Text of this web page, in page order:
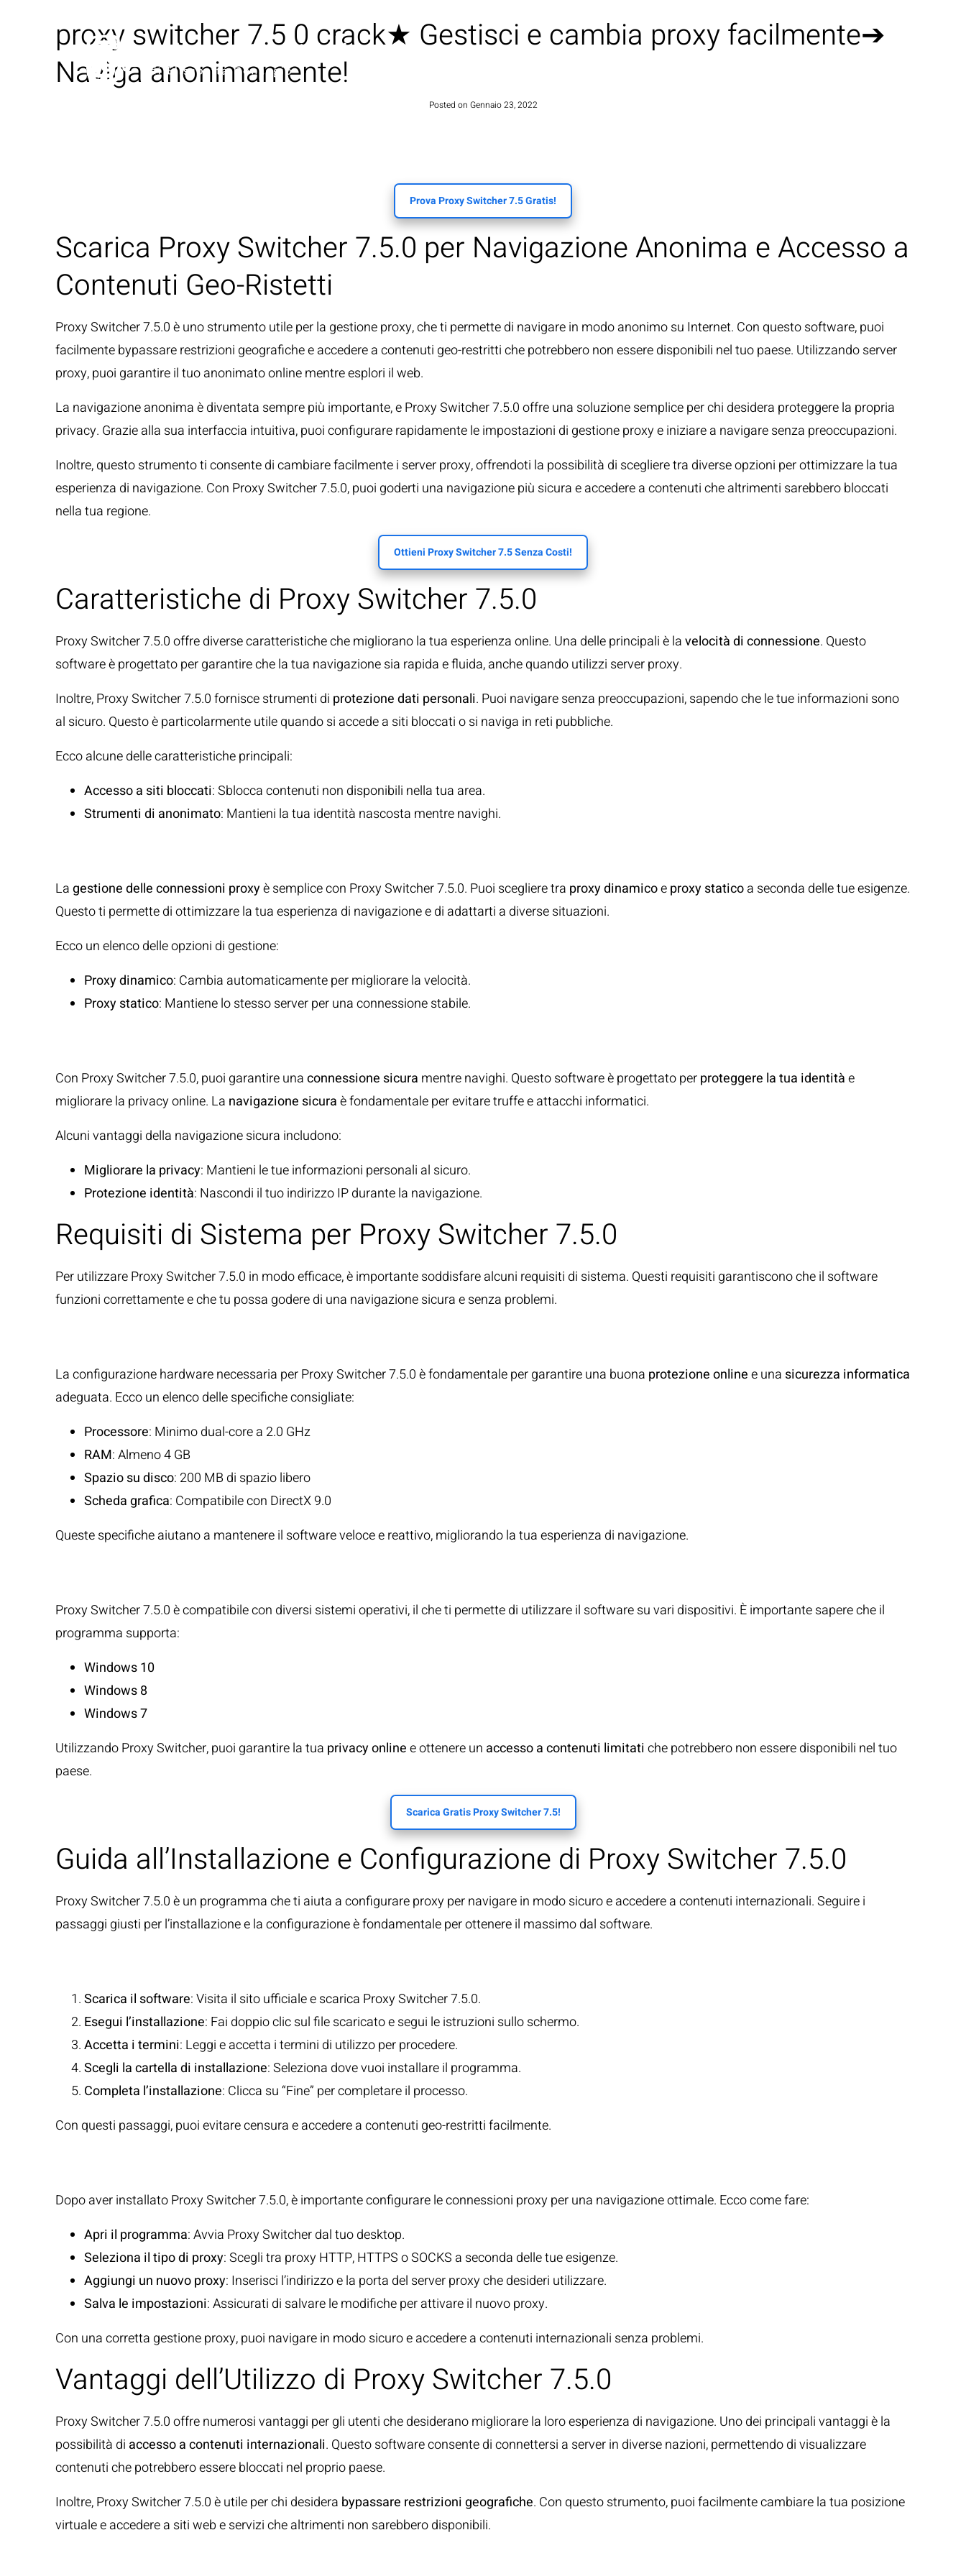
proxy switcher 7.5 0 crack★ Gestisci e cambia proxy facilmente➔
Naviga anonimamente!
Posted on Gennaio 23, 2022
Prova Proxy Switcher 7.5 Gratis!
Scarica Proxy Switcher 7.5.0 per Navigazione Anonima e Accesso a
Contenuti Geo-Ristetti
Proxy Switcher 7.5.0 è uno strumento utile per la gestione proxy, che ti permette di navigare in modo anonimo su Internet. Con questo software, puoi
facilmente bypassare restrizioni geografiche e accedere a contenuti geo-restritti che potrebbero non essere disponibili nel tuo paese. Utilizzando server
proxy, puoi garantire il tuo anonimato online mentre esplori il web.
La navigazione anonima è diventata sempre più importante, e Proxy Switcher 7.5.0 offre una soluzione semplice per chi desidera proteggere la propria
privacy. Grazie alla sua interfaccia intuitiva, puoi configurare rapidamente le impostazioni di gestione proxy e iniziare a navigare senza preoccupazioni.
Inoltre, questo strumento ti consente di cambiare facilmente i server proxy, offrendoti la possibilità di scegliere tra diverse opzioni per ottimizzare la tua
esperienza di navigazione. Con Proxy Switcher 7.5.0, puoi goderti una navigazione più sicura e accedere a contenuti che altrimenti sarebbero bloccati
nella tua regione.
Ottieni Proxy Switcher 7.5 Senza Costi!
Caratteristiche di Proxy Switcher 7.5.0
Proxy Switcher 7.5.0 offre diverse caratteristiche che migliorano la tua esperienza online. Una delle principali è lavelocità di connessione. Questo
software è progettato per garantire che la tua navigazione sia rapida e fluida, anche quando utilizzi server proxy.
Inoltre, Proxy Switcher 7.5.0 fornisce strumenti di protezione dati personali. Puoi navigare senza preoccupazioni, sapendo che le tue informazioni sono
al sicuro. Questo è particolarmente utile quando si accede a siti bloccati o si naviga in reti pubbliche.
Ecco alcune delle caratteristiche principali:
Accesso a siti bloccati: Sblocca contenuti non disponibili nella tua area.
Strumenti di anonimato: Mantieni la tua identità nascosta mentre navighi.
Lagestione delle connessioni proxyè semplice con Proxy Switcher 7.5.0. Puoi scegliere tra proxy dinamicoeproxy staticoa seconda delle tue esigenze.
Questo ti permette di ottimizzare la tua esperienza di navigazione e di adattarti a diverse situazioni.
Ecco un elenco delle opzioni di gestione:
Proxy dinamico: Cambia automaticamente per migliorare la velocità.
Proxy statico: Mantiene lo stesso server per una connessione stabile.
Con Proxy Switcher 7.5.0, puoi garantire unaconnessione sicura mentre navighi. Questo software è progettato perproteggere la tua identitàe
migliorare la privacy online. La navigazione sicuraè fondamentale per evitare truffe e attacchi informatici.
Alcuni vantaggi della navigazione sicura includono:
Migliorare la privacy: Mantieni le tue informazioni personali al sicuro.
Protezione identità: Nascondi il tuo indirizzo IP durante la navigazione.
Requisiti di Sistema per Proxy Switcher 7.5.0
Per utilizzare Proxy Switcher 7.5.0 in modo efficace, è importante soddisfare alcuni requisiti di sistema. Questi requisiti garantiscono che il software
funzioni correttamente e che tu possa godere di una navigazione sicura e senza problemi.
La configurazione hardware necessaria per Proxy Switcher 7.5.0 è fondamentale per garantire una buona protezione onlinee una sicurezza informatica
adeguata. Ecco un elenco delle specifiche consigliate:
Processore: Minimo dual-core a 2.0 GHz
RAM: Almeno 4 GB
Spazio su disco: 200 MB di spazio libero
Scheda grafica: Compatibile con DirectX 9.0
Queste specifiche aiutano a mantenere il software veloce e reattivo, migliorando la tua esperienza di navigazione.
Proxy Switcher 7.5.0 è compatibile con diversi sistemi operativi, il che ti permette di utilizzare il software su vari dispositivi. È importante sapere che il
programma supporta:
Windows 10
Windows 8
Windows 7
Utilizzando Proxy Switcher, puoi garantire la tua privacy onlinee ottenere un accesso a contenuti limitati che potrebbero non essere disponibili nel tuo
paese.
Scarica Gratis Proxy Switcher 7.5!
Guida all’Installazione e Configurazione di Proxy Switcher 7.5.0
Proxy Switcher 7.5.0 è un programma che ti aiuta a configurare proxy per navigare in modo sicuro e accedere a contenuti internazionali. Seguire i
passaggi giusti per l’installazione e la configurazione è fondamentale per ottenere il massimo dal software.
Scarica il software: Visita il sito ufficiale e scarica Proxy Switcher 7.5.0.
Esegui l’installazione: Fai doppio clic sul file scaricato e segui le istruzioni sullo schermo.
Accetta i termini: Leggi e accetta i termini di utilizzo per procedere.
Scegli la cartella di installazione: Seleziona dove vuoi installare il programma.
Completa l’installazione: Clicca su “Fine” per completare il processo.
Con questi passaggi, puoi evitare censura e accedere a contenuti geo-restritti facilmente.
Dopo aver installato Proxy Switcher 7.5.0, è importante configurare le connessioni proxy per una navigazione ottimale. Ecco come fare:
Apri il programma: Avvia Proxy Switcher dal tuo desktop.
Seleziona il tipo di proxy: Scegli tra proxy HTTP, HTTPS o SOCKS a seconda delle tue esigenze.
Aggiungi un nuovo proxy: Inserisci l’indirizzo e la porta del server proxy che desideri utilizzare.
Salva le impostazioni: Assicurati di salvare le modifiche per attivare il nuovo proxy.
Con una corretta gestione proxy, puoi navigare in modo sicuro e accedere a contenuti internazionali senza problemi.
Vantaggi dell’Utilizzo di Proxy Switcher 7.5.0
Proxy Switcher 7.5.0 offre numerosi vantaggi per gli utenti che desiderano migliorare la loro esperienza di navigazione. Uno dei principali vantaggi è la
possibilità di accesso a contenuti internazionali. Questo software consente di connettersi a server in diverse nazioni, permettendo di visualizzare
contenuti che potrebbero essere bloccati nel proprio paese.
Inoltre, Proxy Switcher 7.5.0 è utile per chi desidera bypassare restrizioni geografiche. Con questo strumento, puoi facilmente cambiare la tua posizione
virtuale e accedere a siti web e servizi che altrimenti non sarebbero disponibili.